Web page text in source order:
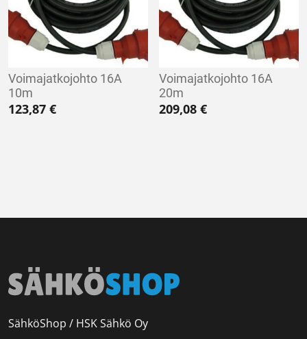
Voimajatkojohto 16A
10m
123,87 €
Voimajatkojohto 16A
20m
209,08€
SähköShop / HSK Sähkö Oy